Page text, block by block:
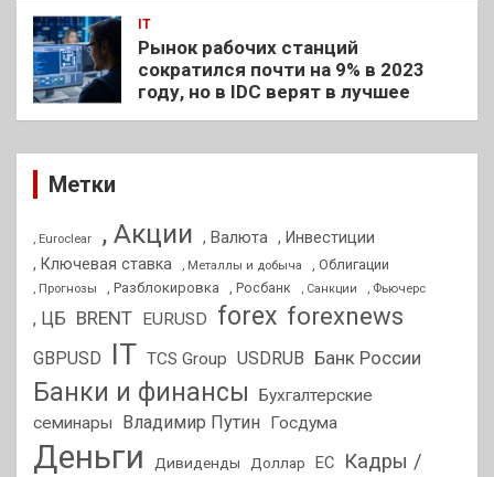
IT
Рынок рабочих станций
сократился почти на 9% в 2023
году, но в IDC верят в лучшее
Метки
, Euroclear , Акции , Валюта , Инвестиции
, Ключевая ставка
, Металлы и добыча , Облигации
, Прогнозы , Разблокировка , Росбанк , Санкции , Фьючерс
, ЦБ BRENT EURUSD forex forexnews
GBPUSD IT TCS Group USDRUB Банк России
Банки и финансы
Бухгалтерские
семинары
Владимир Путин Госдума
Деньги Дивиденды Доллар ЕС
Кадры /